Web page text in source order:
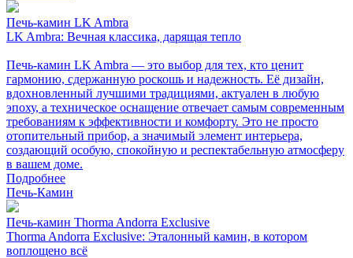
Печь-камин LK Ambra
LK Ambra: Вечная классика, дарящая тепло
Печь-камин LK Ambra — это выбор для тех, кто ценит
гармонию, сдержанную роскошь и надежность. Её дизайн,
вдохновленный лучшими традициями, актуален в любую
эпоху, а техническое оснащение отвечает самым современным
требованиям к эффективности и комфорту. Это не просто
отопительный прибор, а значимый элемент интерьера,
создающий особую, спокойную и респектабельную атмосферу
в вашем доме.
Подробнее
Печь-Камин
Печь-камин Thorma Andorra Exclusive
Thorma Andorra Exclusive: Эталонный камин, в котором
воплощено всё